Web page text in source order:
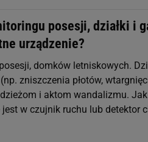
posesji, działki i
urządzenie?
domków letniskowych.
zniszczenia płotów,
i aktom wandalizmu. Jak
w czujnik ruchu lub detektor